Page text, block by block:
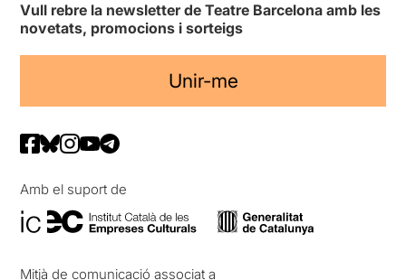
Vull rebre la newsletter de Teatre Barcelona amb les
novetats, promocions i sorteigs
Unir-me
Amb el suport de
Mitjà de comunicació associat a